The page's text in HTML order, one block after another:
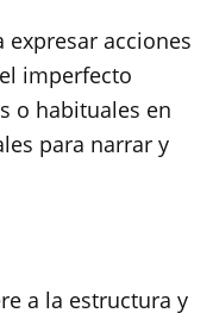
acciones
imperfecto
o habituales en
para narrar y
a la estructura y